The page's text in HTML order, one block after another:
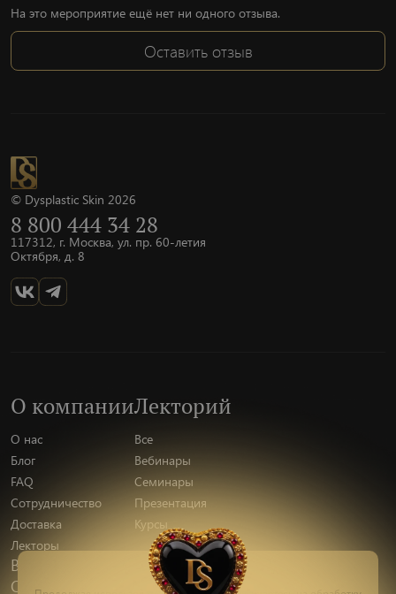
На это мероприятие ещё нет ни одного отзыва.
Оставить отзыв
© Dysplastic Skin 2026
О компании
О нас
Блог
FAQ
Сотрудничество
Доставка
Лекторы
Вакансии
Отзывы
Лекторий
Все
Вебинары
Семинары
Презентация
Курсы
8 800 444 34 28
117312, г. Москва, ул. пр. 60-летия
Октября, д. 8